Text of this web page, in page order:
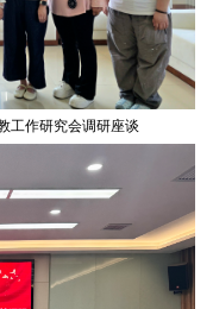
工作研究会调研座谈